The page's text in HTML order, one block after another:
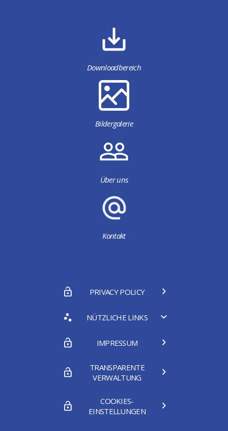
Downloadbereich
Bildergalerie
Über uns
Kontakt
PRIVACY POLICY
NÜTZLICHE LINKS
IMPRESSUM
TRANSPARENTE
VERWALTUNG
COOKIES-
EINSTELLUNGEN